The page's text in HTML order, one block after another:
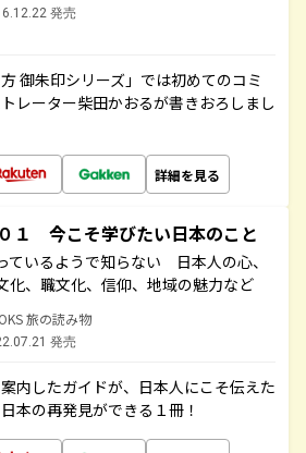
発売
御朱印シリーズ」では初めてのコミ
レーター柴田かおるが書きおろしまし
詳細を見る
１ 今こそ学びたい日本のこと
ているようで知らない 日本人の心、
化、職文化、信仰、地域の魅力など
旅の読み物
発売
内したガイドが、日本人にこそ伝えた
本の再発見ができる１冊！